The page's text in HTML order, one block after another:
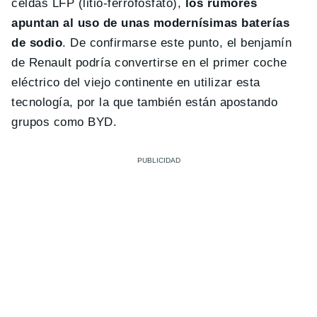
celdas LFP (litio-ferrofosfato), los rumores
apuntan al uso de unas modernísimas baterías
de sodio. De confirmarse este punto, el benjamín
de Renault podría convertirse en el primer coche
eléctrico del viejo continente en utilizar esta
tecnología, por la que también están apostando
grupos como BYD.